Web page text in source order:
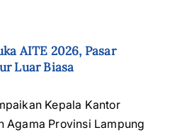
AITE 2026, Pasar
Luar Biasa
Kepala Kantor
Agama Provinsi Lampung